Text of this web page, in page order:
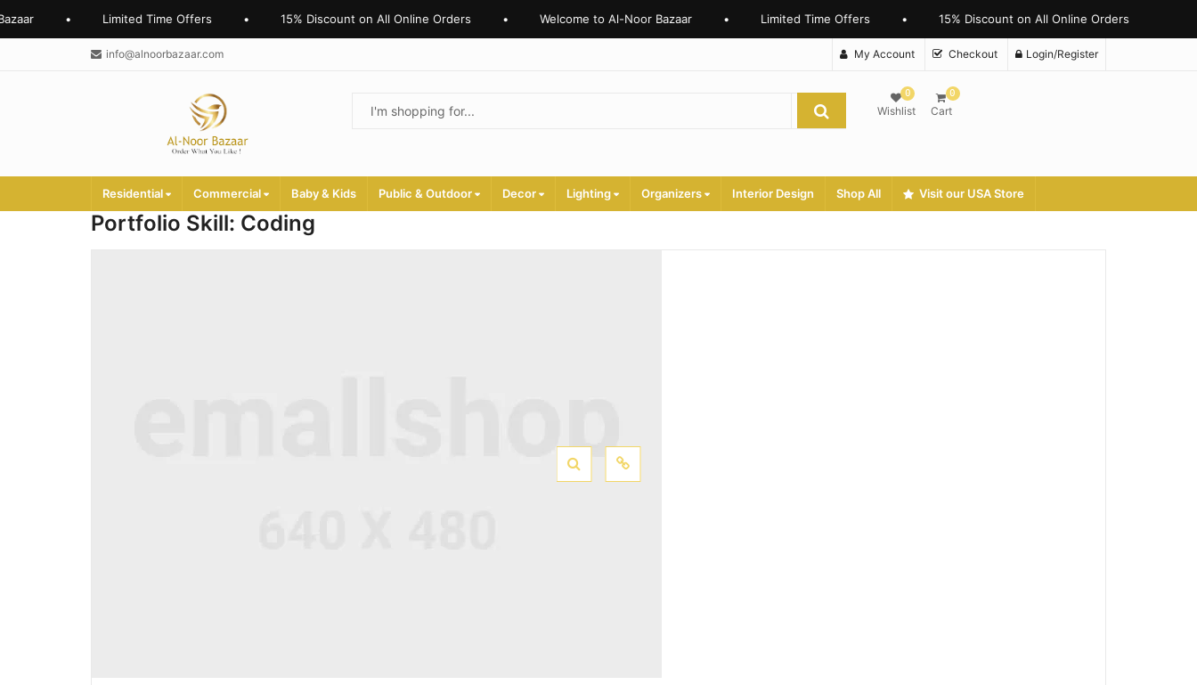
Limited Time Offers 15% Discount on All Online Orders Welcome to Al-Noor Bazaar Limited Time Offers 15% Discount on All Online Orders
info@alnoorbazaar.com My Account Checkout Login/Register
0
Wishlist
0
Cart
Residential Commercial Baby & Kids Public & Outdoor Decor Lighting Organizers Interior Design Shop All Visit our USA Store
Portfolio Skill: Coding